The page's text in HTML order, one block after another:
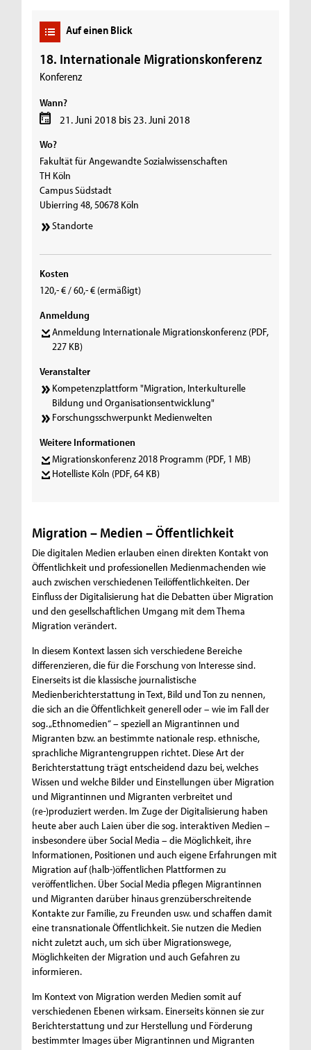
Auf einen Blick
18. Internationale Migrationskonferenz
Konferenz
Wann?
21. Juni 2018 bis 23. Juni 2018
Wo?
Fakultät für Angewandte Sozialwissenschaften
TH Köln
Campus Südstadt
Ubierring 48, 50678 Köln
Standorte
Kosten
120,- € / 60,- € (ermäßigt)
Anmeldung
Anmeldung Internationale Migrationskonferenz (PDF,
227 KB)
Veranstalter
Kompetenzplattform "Migration, Interkulturelle
Bildung und Organisationsentwicklung"
Forschungsschwerpunkt Medienwelten
Weitere Informationen
Migrationskonferenz 2018 Programm (PDF, 1 MB)
Hotelliste Köln (PDF, 64 KB)
Migration – Medien – Öffentlichkeit
Die digitalen Medien erlauben einen direkten Kontakt von
Öffentlichkeit und professionellen Medienmachenden wie
auch zwischen verschiedenen Teilöffentlichkeiten. Der
Einfluss der Digitalisierung hat die Debatten über Migration
und den gesellschaftlichen Umgang mit dem Thema
Migration verändert.
In diesem Kontext lassen sich verschiedene Bereiche
differenzieren, die für die Forschung von Interesse sind.
Einerseits ist die klassische journalistische
Medienberichterstattung in Text, Bild und Ton zu nennen,
die sich an die Öffentlichkeit generell oder – wie im Fall der
sog. „Ethnomedien“ – speziell an Migrantinnen und
Migranten bzw. an bestimmte nationale resp. ethnische,
sprachliche Migrantengruppen richtet. Diese Art der
Berichterstattung trägt entscheidend dazu bei, welches
Wissen und welche Bilder und Einstellungen über Migration
und Migrantinnen und Migranten verbreitet und
(re-)produziert werden. Im Zuge der Digitalisierung haben
heute aber auch Laien über die sog. interaktiven Medien –
insbesondere über Social Media – die Möglichkeit, ihre
Informationen, Positionen und auch eigene Erfahrungen mit
Migration auf (halb-)öffentlichen Plattformen zu
veröffentlichen. Über Social Media pflegen Migrantinnen
und Migranten darüber hinaus grenzüberschreitende
Kontakte zur Familie, zu Freunden usw. und schaffen damit
eine transnationale Öffentlichkeit. Sie nutzen die Medien
nicht zuletzt auch, um sich über Migrationswege,
Möglichkeiten der Migration und auch Gefahren zu
informieren.
Im Kontext von Migration werden Medien somit auf
verschiedenen Ebenen wirksam. Einerseits können sie zur
Berichterstattung und zur Herstellung und Förderung
bestimmter Images über Migrantinnen und Migranten